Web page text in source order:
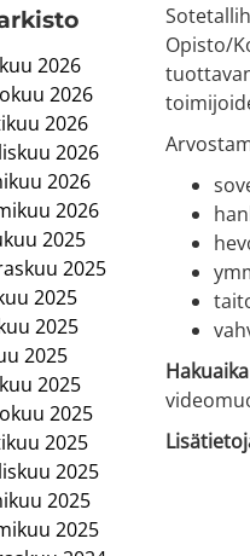
2026
2026
2026
2026
2026
2026
2025
2025
2025
2025
2025
2025
2025
2025
2025
2025
2025
Opisto/